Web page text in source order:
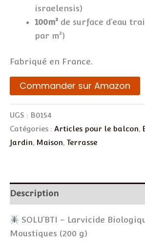
israelensis)
100m² de surface d’eau
par m²)
Fabriqué en France.
Commander sur Amazon
UGS : B0154
Catégories : Articles pour le balcon,
Jardin, Maison, Terrasse
Description
SOLU’BTI – Larvicide
Moustiques (200 g)